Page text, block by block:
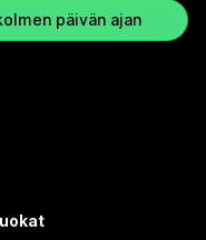
päivän ajan